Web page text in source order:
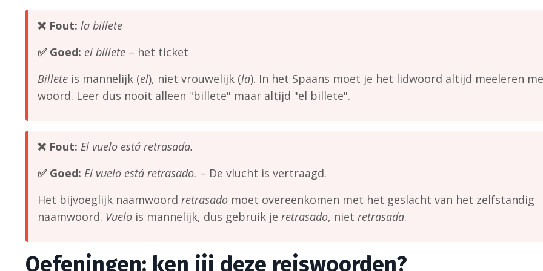
❌ Fout: la billete
✅ Goed: el billete – het ticket
Billete is mannelijk (el), niet vrouwelijk (la). In het Spaans moet je het lidwoord altijd meeleren
woord. Leer dus nooit alleen "billete" maar altijd "el billete".
❌ Fout: El vuelo está retrasada.
✅ Goed: El vuelo está retrasado. – De vlucht is vertraagd.
Het bijvoeglijk naamwoord retrasado moet overeenkomen met het geslacht van het zelfstandig
naamwoord. Vuelo is mannelijk, dus gebruik je retrasado, niet retrasada.
Oefeningen: ken jij deze reiswoorden?